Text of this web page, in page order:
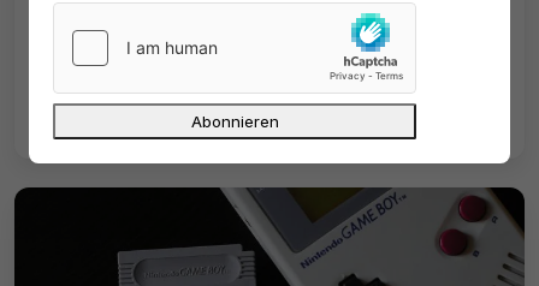
Abmahnungen wegen Filesharing für
Computerspiele sorgen auch aktuell wieder
für Ärger. Welche Folgen drohen, wann
haften Anschlussinhaber?